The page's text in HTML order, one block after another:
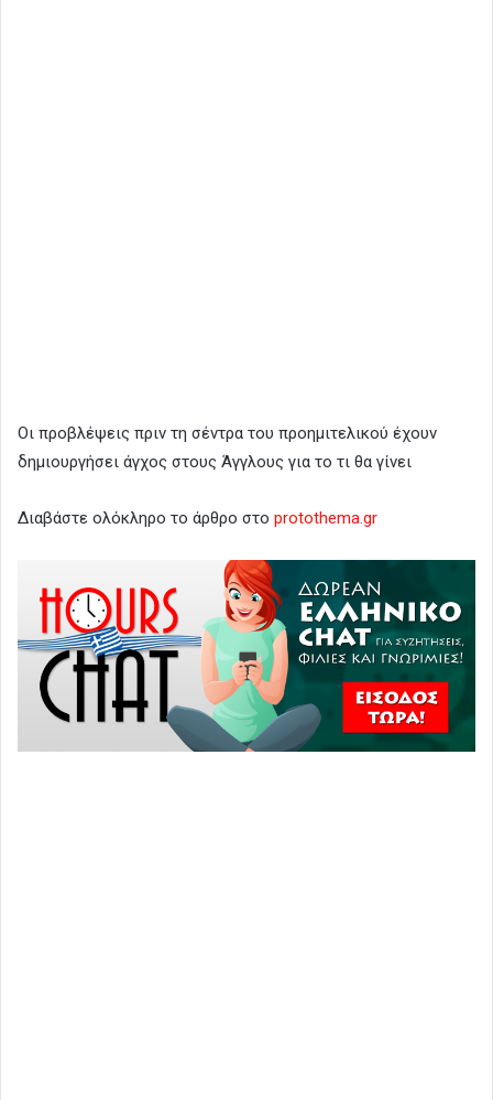
Οι προβλέψεις πριν τη σέντρα του προημιτελικού έχουν
δημιουργήσει άγχος στους Άγγλους για το τι θα γίνει
Διαβάστε ολόκληρο το άρθρο στο protothema.gr